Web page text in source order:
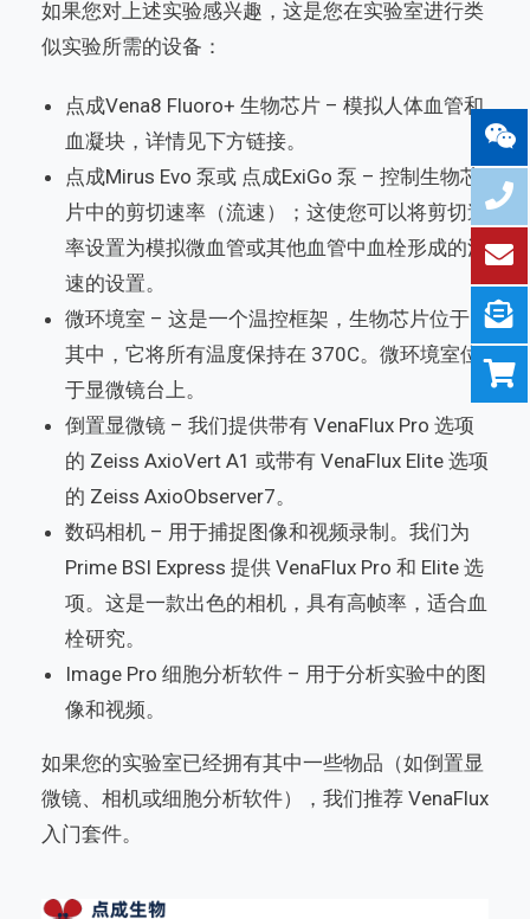
如果您对上述实验感兴趣，这是您在实验室进行类
似实验所需的设备：
点成Vena8 Fluoro+ 生物芯片 – 模拟人体血管和
血凝块，详情见下方链接。
点成Mirus Evo 泵或 点成ExiGo 泵 – 控制生物芯
片中的剪切速率（流速）；这使您可以将剪切速
率设置为模拟微血管或其他血管中血栓形成的流
速的设置。
微环境室 – 这是一个温控框架，生物芯片位于
其中，它将所有温度保持在 370C。微环境室位
于显微镜台上。
倒置显微镜 – 我们提供带有 VenaFlux Pro 选项
的 Zeiss AxioVert A1 或带有 VenaFlux Elite 选项
的 Zeiss AxioObserver7。
数码相机 – 用于捕捉图像和视频录制。我们为
Prime BSI Express 提供 VenaFlux Pro 和 Elite 选
项。这是一款出色的相机，具有高帧率，适合血
栓研究。
Image Pro 细胞分析软件 – 用于分析实验中的图
像和视频。
如果您的实验室已经拥有其中一些物品（如倒置显
微镜、相机或细胞分析软件），我们推荐 VenaFlux
入门套件。